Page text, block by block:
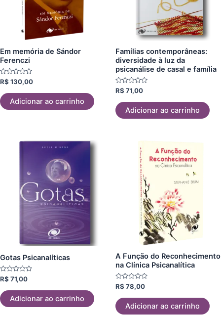
Em memória de Sándor
Ferenczi
Avaliação
0
de
5
R$ 130,00
Adicionar ao carrinho
Famílias contemporâneas:
diversidade à luz da
psicanálise de casal e família
Avaliação
0
de
5
R$ 71,00
Adicionar ao carrinho
Gotas Psicanalíticas
Avaliação
de
5
R$ 71,00
Adicionar ao carrinho
A Função do Reconhecimento
na Clínica Psicanalítica
Avaliação
de
5
R$ 78,00
Adicionar ao carrinho